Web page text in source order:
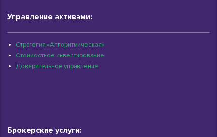
Управление активами:
Стратегия «Алгоритмическая»
Стоимостное инвестирование
Доверительное управление
Брокерские услуги: